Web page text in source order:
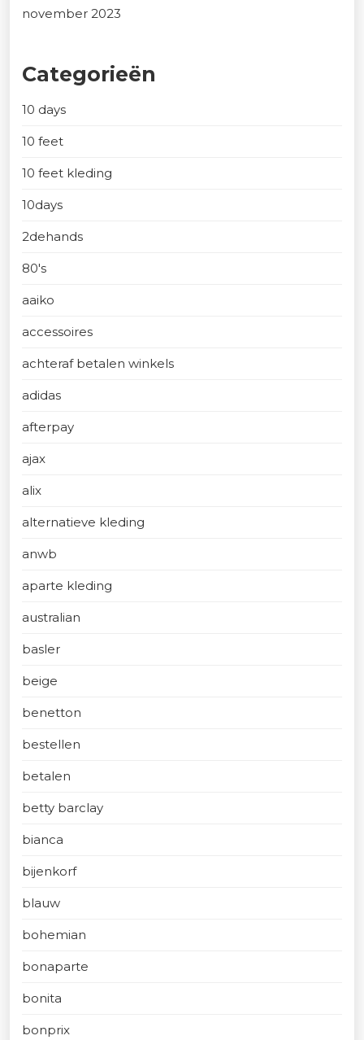
november 2023
Categorieën
10 days
10 feet
10 feet kleding
10days
2dehands
80's
aaiko
accessoires
achteraf betalen winkels
adidas
afterpay
ajax
alix
alternatieve kleding
anwb
aparte kleding
australian
basler
beige
benetton
bestellen
betalen
betty barclay
bianca
bijenkorf
blauw
bohemian
bonaparte
bonita
bonprix